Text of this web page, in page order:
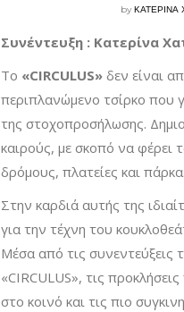
byΚΑΤΕΡΙΝΑ
Συνέντευξη : Κατερίνα
Το «CIRCULUS» δεν είναι
περιπλανώμενο τσίρκο που
της στοχοπροσήλωσης.
καιρούς, με σκοπό να φέρει
δρόμους, πλατείες και πάρκα.
Στην καρδιά αυτής της
για την τέχνη του
Μέσα από τις συνεντεύξεις
«CIRCULUS», τις
στο κοινό και τις πιο